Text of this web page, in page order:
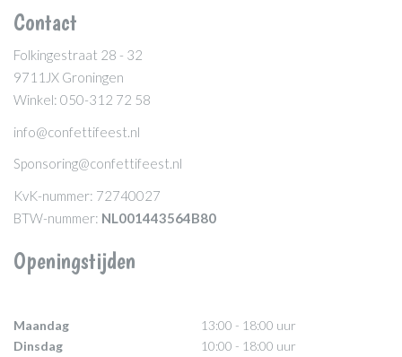
Contact
Folkingestraat 28 - 32
9711JX Groningen
Winkel: 050-312 72 58
info@confettifeest.nl
Sponsoring@confettifeest.nl
KvK-nummer: 72740027
BTW-nummer: NL001443564B80
Openingstijden
Maandag
13:00 - 18:00 uur
Dinsdag
10:00 - 18:00 uur